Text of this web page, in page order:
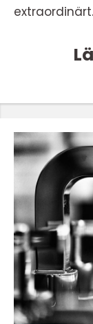
extraordinärt.